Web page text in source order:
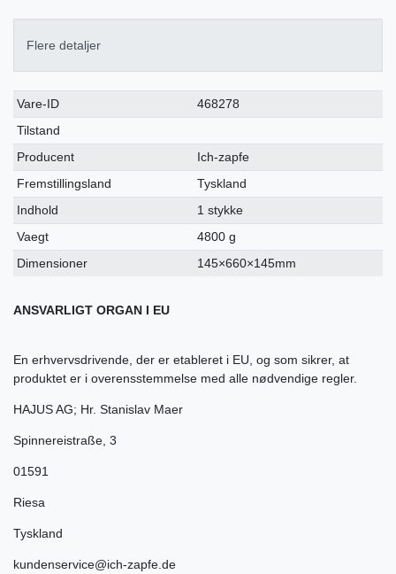
Flere detaljer
Ceres::Template.singleItemTechnicalDataAttribute
Ceres::Template.singleItemTechnicalDataValue
Vare-ID
468278
Tilstand
Producent
Ich-zapfe
Fremstillingsland
Tyskland
Indhold
1 stykke
Vaegt
4800 g
Dimensioner
145×660×145mm
ANSVARLIGT ORGAN I EU
En erhvervsdrivende, der er etableret i EU, og som sikrer, at
produktet er i overensstemmelse med alle nødvendige regler.
HAJUS AG; Hr. Stanislav Maer
Spinnereistraße 3
01591
Riesa
Tyskland
kundenservice@ich-zapfe.de